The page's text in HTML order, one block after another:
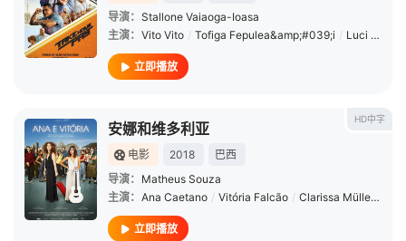
导演： Stallone Vaiaoga-Ioasa
主演： Vito Vito / Tofiga Fepulea&amp;#039;i / Luci Hare
立即播放
HD中字
安娜和维多利亚
电影 2018
巴西
导演： Matheus Souza
主演： Ana Caetano / Vitória Falcão / Clarissa Müller /
立即播放